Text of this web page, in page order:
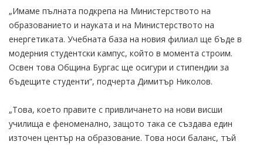
„Имаме пълната подкрепа на Министерството на
образованието и науката и на Министерството на
енергетиката. Учебната база на новия филиал ще бъде в
модерния студентски кампус, който в момента строим.
Освен това Община Бургас ще осигури и стипендии за
бъдещите студенти“, подчерта Димитър Николов.
„Това, което правите с привличането на нови висши
училища е феноменално, защото така се създава един
източен център на образование. Това носи баланс, тъй